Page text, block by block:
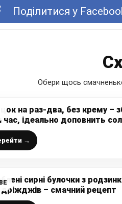
Поділитися у
Обери щось
на раз-два, без крему –
час, ідеально доповнить
Кожного разу додаючи
або ягоду – буде новий
пляцок
→
сирні булочки з
дріжджів – смачний рецепт